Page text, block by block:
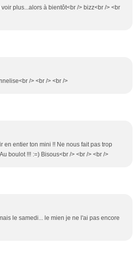
plus...alors à bientôt<br /> bizz<br /> <br
/> <br /> <br />
en entier ton mini !! Ne nous fait pas trop
boulot !!! :=) Bisous<br /> <br /> <br />
le samedi... le mien je ne l'ai pas encore